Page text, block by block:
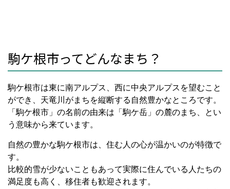
駒ケ根市ってどんなまち？
駒ケ根市は東に南アルプス、西に中央アルプスを望むこと
ができ、天竜川がまちを縦断する自然豊かなところです。
「駒ケ根市」の名前の由来は「駒ケ岳」の麓のまち、とい
う意味から来ています。
自然の豊かな駒ケ根市は、住む人の心が温かいのが特徴で
す。
比較的雪が少ないこともあって実際に住んでいる人たちの
満足度も高く、移住者も歓迎されます。